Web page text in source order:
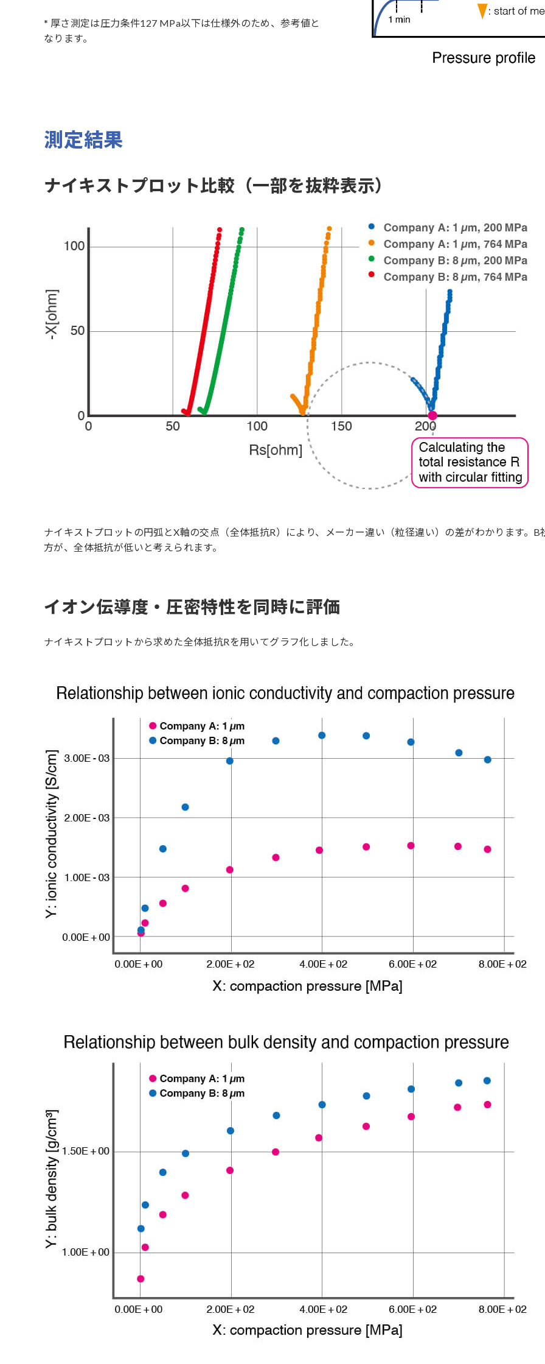
* 厚さ測定は圧力条件127 MPa以下は仕様外のため、参考値と
なります。
測定結果
ナイキストプロット比較（一部を抜粋表示）
ナイキストプロットの円弧とX軸の交点（全体抵抗R）により、メーカー違い（粒径違い）の差がわかります。B
方が、全体抵抗が低いと考えられます。
イオン伝導度・圧密特性を同時に評価
ナイキストプロットから求めた全体抵抗Rを用いてグラフ化しました。